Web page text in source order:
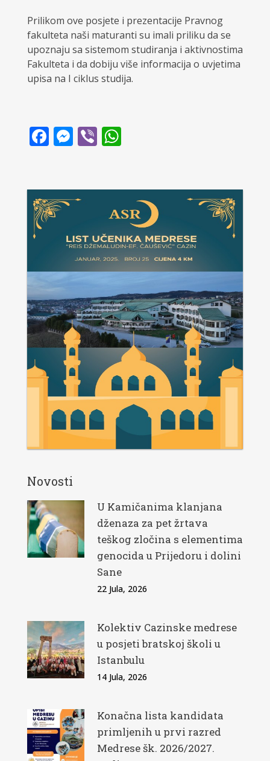
Prilikom ove posjete i prezentacije Pravnog
fakulteta naši maturanti su imali priliku da se
upoznaju sa sistemom studiranja i aktivnostima
Fakulteta i da dobiju više informacija o uvjetima
upisa na I ciklus studija.
Facebook
Messenger
ViberWhatsApp
Novosti
U Kamičanima klanjana
dženaza za pet žrtava
teškog zločina s elementima
genocida u Prijedoru i dolini
Sane
22 Jula, 2026
Kolektiv Cazinske medrese
u posjeti bratskoj školi u
Istanbulu
14 Jula, 2026
Konačna lista kandidata
primljenih u prvi razred
Medrese šk. 2026/2027.